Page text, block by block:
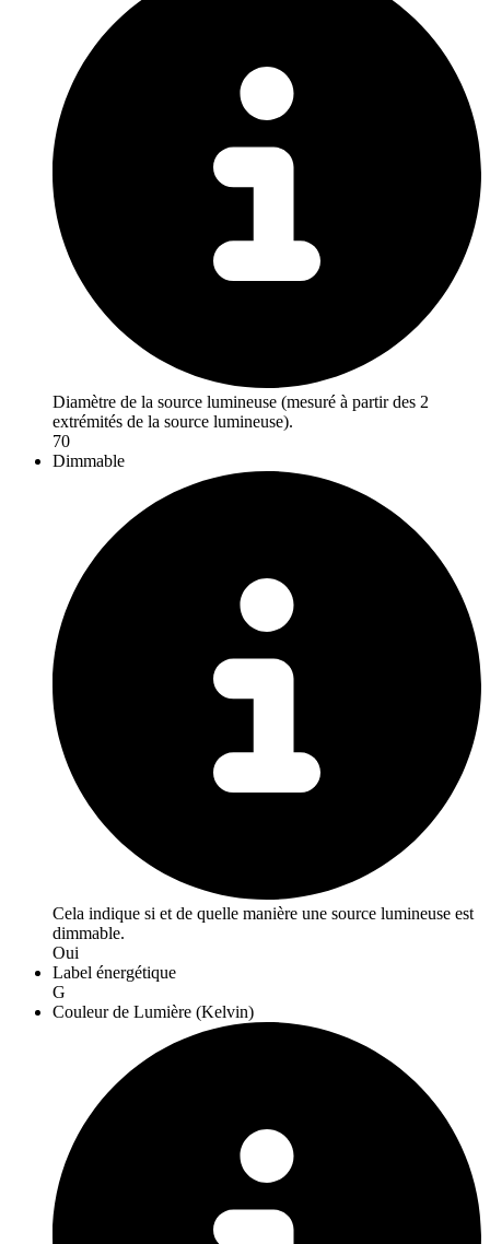
Diamètre de la source lumineuse (mesuré à partir des 2
extrémités de la source lumineuse).
70
Dimmable
Cela indique si et de quelle manière une source lumineuse est
dimmable.
Oui
Label énergétique
G
Couleur de Lumière (Kelvin)